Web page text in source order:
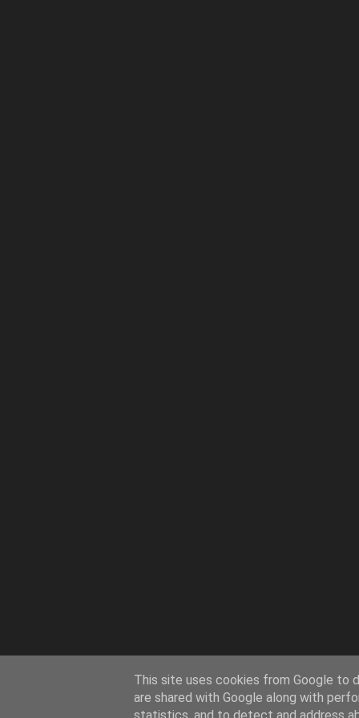
This site uses cookies from Google to
are shared with Google along with